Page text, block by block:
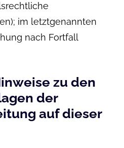
im letztgenannten
nach Fortfall
zu den
der
auf dieser